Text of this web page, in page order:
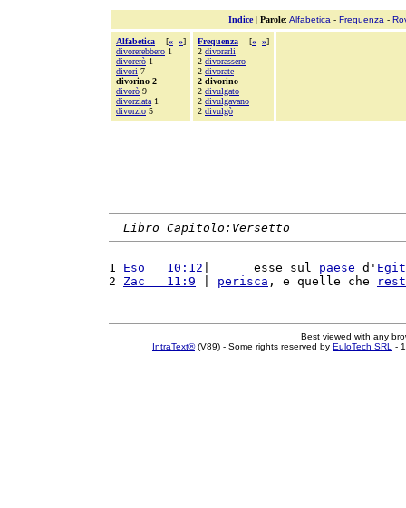
Indice| Parole: Alfabetica - Frequenza -
Alfabetica [« »]
divorerebbero 1
divorerò 1
divori 7
divorino 2
divorò 9
divorziata 1
divorzio 5
Frequenza [« »]
2 divorarli
2 divorassero
2 divorate
2 divorino
2 divulgato
2 divulgavano
2 divulgò
Libro Capitolo:Versetto
1 Eso   10:12 |      esse sul paese d'
2 Zac   11:9 perisca , e quelle che
Best viewed with any
IntraText®(V89) - Some rights reserved by EuloTech SRL -